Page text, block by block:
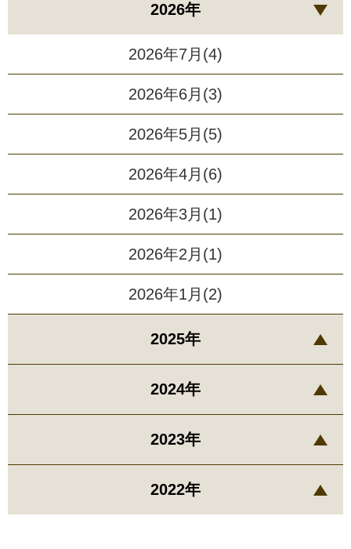
2026年
2026年7月(4)
2026年6月(3)
2026年5月(5)
2026年4月(6)
2026年3月(1)
2026年2月(1)
2026年1月(2)
2025年
2024年
2023年
2022年